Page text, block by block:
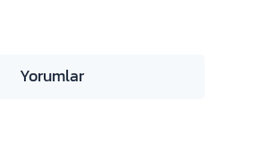
Yorumlar